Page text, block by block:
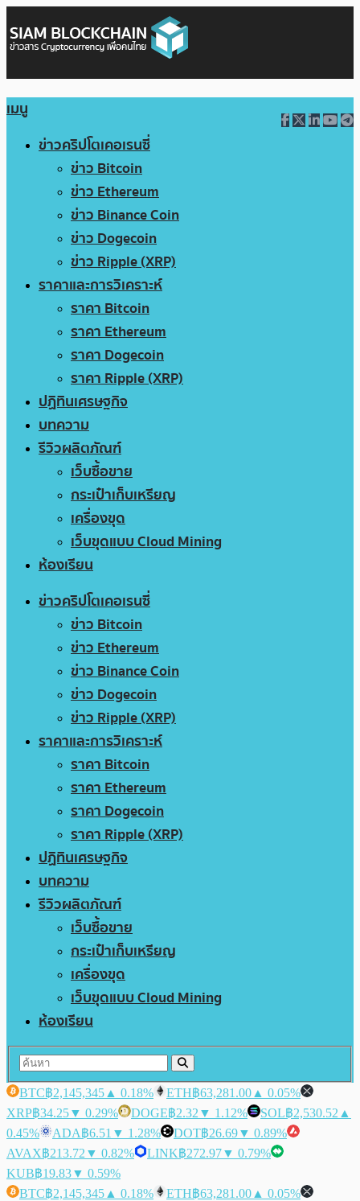
เมนู
ข่าวคริปโตเคอเรนซี่
ข่าว Bitcoin
ข่าว Ethereum
ข่าว Binance Coin
ข่าว Dogecoin
ข่าว Ripple (XRP)
ราคาและการวิเคราะห์
ราคา Bitcoin
ราคา Ethereum
ราคา Dogecoin
ราคา Ripple (XRP)
ปฏิทินเศรษฐกิจ
บทความ
รีวิวผลิตภัณฑ์
เว็บซื้อขาย
กระเป๋าเก็บเหรียญ
เครื่องขุด
เว็บขุดแบบ Cloud Mining
ห้องเรียน
ข่าวคริปโตเคอเรนซี่
ข่าว Bitcoin
ข่าว Ethereum
ข่าว Binance Coin
ข่าว Dogecoin
ข่าว Ripple (XRP)
ราคาและการวิเคราะห์
ราคา Bitcoin
ราคา Ethereum
ราคา Dogecoin
ราคา Ripple (XRP)
ปฏิทินเศรษฐกิจ
บทความ
รีวิวผลิตภัณฑ์
เว็บซื้อขาย
กระเป๋าเก็บเหรียญ
เครื่องขุด
เว็บขุดแบบ Cloud Mining
ห้องเรียน
BTC฿2,145,345 ▲ 0.18% ETH฿63,281.00 ▲ 0.05%
XRP฿34.25▼ 0.29% DOGE฿2.32 ▼ 1.12% SOL฿2,530.52 ▲
0.45%
ADA฿6.51 ▼ 1.28% DOT฿26.69▼ 0.89%
AVAX฿213.72 ▼ 0.82% LINK฿272.97▼ 0.79%
KUB฿19.83▼ 0.59%
BTC฿2,145,345 ▲ 0.18% ETH฿63,281.00 ▲ 0.05%